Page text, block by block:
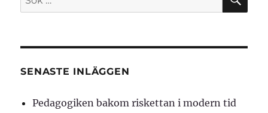
efter:
SENASTE INLÄGGEN
Pedagogiken bakom riskettan i modern tid